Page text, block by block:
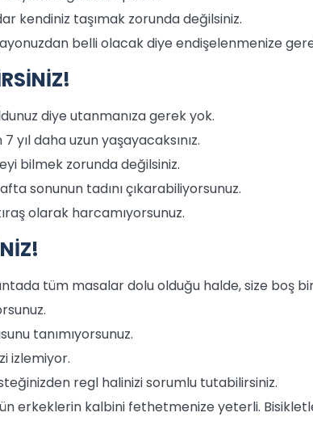
kendiniz taşımak zorunda değilsiniz.
belli olacak diye endişelenmenize
diye utanmanıza gerek yok.
yıl daha uzun yaşayacaksınız.
bilmek zorunda değilsiniz.
sonunun tadını çıkarabiliyorsunuz.
olarak harcamıyorsunuz.
tüm masalar dolu olduğu halde, size boş
tanımıyorsunuz.
izlemiyor.
regl halinizi sorumlu tutabilirsiniz.
erkeklerin kalbini fethetmenize yeterli.